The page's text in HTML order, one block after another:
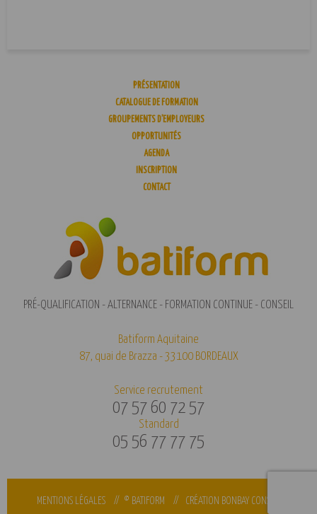
PRÉSENTATION
CATALOGUE DE FORMATION
GROUPEMENTS D’EMPLOYEURS
OPPORTUNITÉS
AGENDA
INSCRIPTION
CONTACT
PRÉ-QUALIFICATION - ALTERNANCE - FORMATION CONTINUE - CONSEIL
Batiform Aquitaine
87, quai de Brazza - 33100 BORDEAUX
Service recrutement
07 57 60 72 57
Standard
05 56 77 77 75
MENTIONS LÉGALES// © BATIFORM // CRÉATION BONBAY CONSEIL